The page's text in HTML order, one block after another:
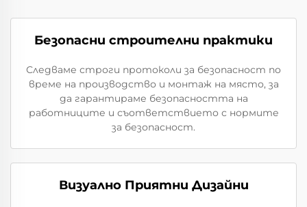
Безопасни строителни практики
Следваме строги протоколи за безопасност по
време на производство и монтаж на място, за
да гарантираме безопасността на
работниците и съответствието с нормите
за безопасност.
Визуално Приятни Дизайни